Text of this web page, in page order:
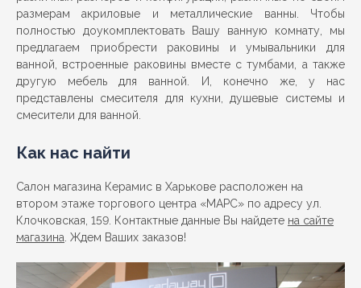
размерам акриловые и металлические ванны. Чтобы
полностью доукомплектовать Вашу ванную комнату, мы
предлагаем приобрести раковины и умывальники для
ванной, встроенные раковины вместе с тумбами, а также
другую мебель для ванной. И, конечно же, у нас
представлены смесителя для кухни, душевые системы и
смесители для ванной.
Как нас найти
Салон магазина Керамис в Харькове расположен на
втором этаже торгового центра «МАРС» по адресу ул.
Клочковская, 159. Контактные данные Вы найдете на сайте
магазина . Ждем Ваших заказов!